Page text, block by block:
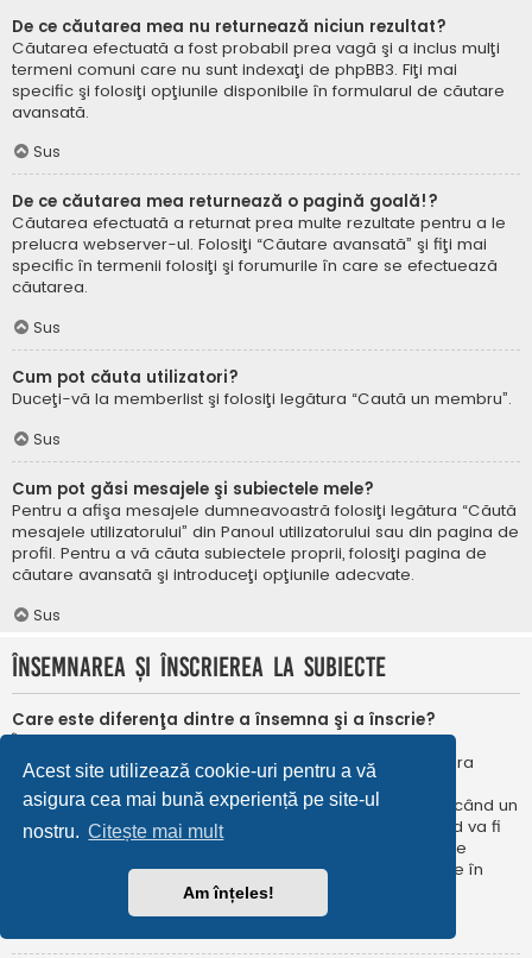
Acest site utilizează cookie-uri pentru a vă
asigura cea mai bună experiență pe site-ul
nostru. Citește mai mult
Am înțeles!
De ce căutarea mea nu returnează niciun rezultat?
Căutarea efectuată a fost probabil prea vagă şi a inclus mulţi
termeni comuni care nu sunt indexaţi de phpBB3. Fiţi mai
specific şi folosiţi opţiunile disponibile în formularul de căutare
avansată.
Sus
De ce căutarea mea returnează o pagină goală!?
Căutarea efectuată a returnat prea multe rezultate pentru a le
prelucra webserver-ul. Folosiţi “Căutare avansată” şi fiţi mai
specific în termenii folosiţi şi forumurile în care se efectuează
căutarea.
Sus
Cum pot căuta utilizatori?
Duceţi-vă la memberlist şi folosiţi legătura “Caută un membru”.
Sus
Cum pot găsi mesajele şi subiectele mele?
Pentru a afişa mesajele dumneavoastră folosiţi legătura “Căută
mesajele utilizatorului” din Panoul utilizatorului sau din pagina de
profil. Pentru a vă căuta subiectele proprii, folosiţi pagina de
căutare avansată şi introduceţi opţiunile adecvate.
Sus
Însemnarea şi înscrierea la subiecte
Care este diferenţa dintre a însemna şi a înscrie?
În phpBB 3.0 însemnarea era foarte asemănătoare cu
însemnarea în browser-ul web. Nu eraţi notificat când era
publicat un răspuns. În phpBB 3.1, însemnarea este
asemănătoarea înscrierii la un subiect. Puteți fi notificat când un
subiect este actualizat. Înscriindu-vă, veţi fi notificat când va fi
publicat un răspuns în subiectul sau în forum. Opțiunile de
notificare pentru însemnare și înscriere pot fi configurate în
Panoul utilizatorului, sub “Preferințe forum”.